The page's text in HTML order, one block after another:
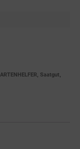
, Saatgut,